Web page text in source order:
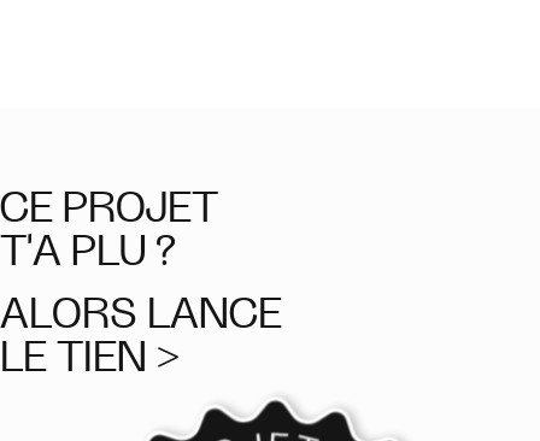
CE PROJET
T'A PLU ?
ALORS LANCE
LE TIEN >